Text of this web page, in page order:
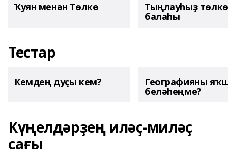
Ҡуян менән Төлкө Тыңлауһыҙ төлкө
балаһы
Тестар
Кемдең дуҫы кем? Географияны
беләһеңме?
Күңелдәрҙең иләҫ-миләҫ
сағы